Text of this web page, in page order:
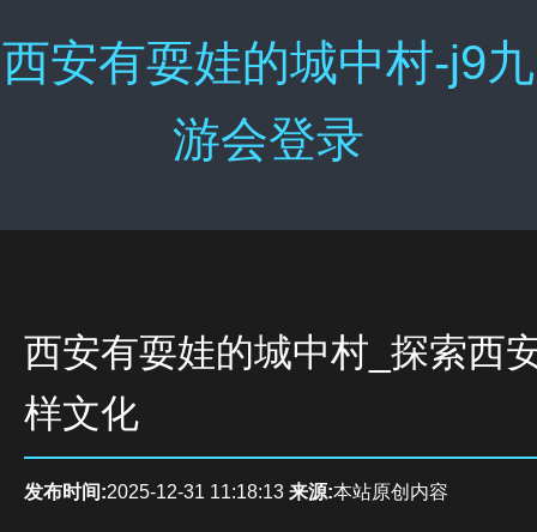
西安有耍娃的城中村-j9九
游会登录
西安有耍娃的城中村_探索西
样文化
发布时间:2025-12-31 11:18:13 来源:本站原创内容